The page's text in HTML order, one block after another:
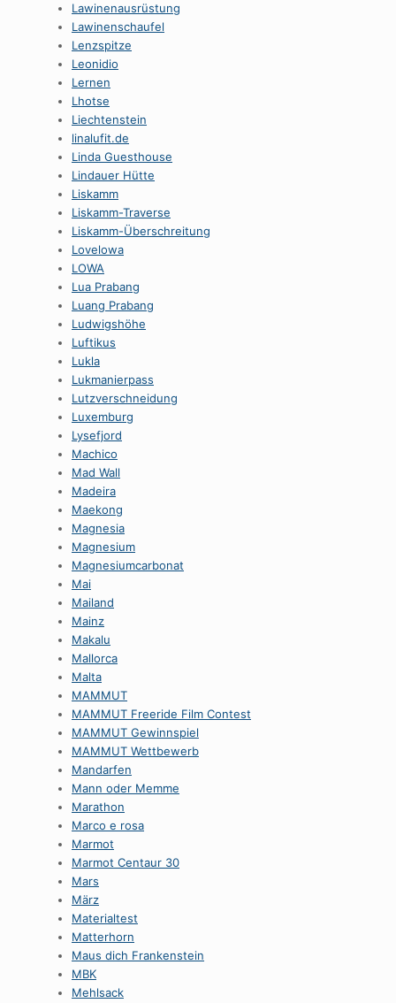
Lawinenausrüstung
Lawinenschaufel
Lenzspitze
Leonidio
Lernen
Lhotse
Liechtenstein
linalufit.de
Linda Guesthouse
Lindauer Hütte
Liskamm
Liskamm-Traverse
Liskamm-Überschreitung
Lovelowa
LOWA
Lua Prabang
Luang Prabang
Ludwigshöhe
Luftikus
Lukla
Lukmanierpass
Lutzverschneidung
Luxemburg
Lysefjord
Machico
Mad Wall
Madeira
Maekong
Magnesia
Magnesium
Magnesiumcarbonat
Mai
Mailand
Mainz
Makalu
Mallorca
Malta
MAMMUT
MAMMUT Freeride Film Contest
MAMMUT Gewinnspiel
MAMMUT Wettbewerb
Mandarfen
Mann oder Memme
Marathon
Marco e rosa
Marmot
Marmot Centaur 30
Mars
März
Materialtest
Matterhorn
Maus dich Frankenstein
MBK
Mehlsack